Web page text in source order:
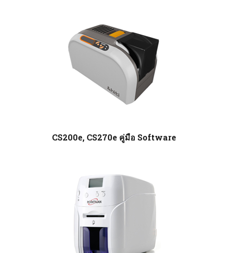
CS200e, CS270e คู่มือ Software